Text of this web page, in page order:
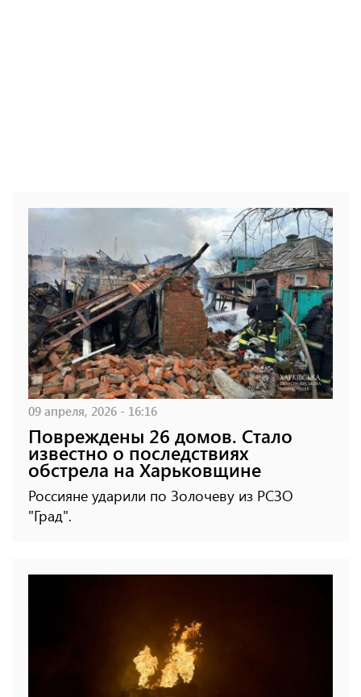
09 апреля, 2026 - 16:16
Повреждены 26 домов. Стало
известно о последствиях
обстрела на Харьковщине
Россияне ударили по Золочеву из РСЗО
"Град".